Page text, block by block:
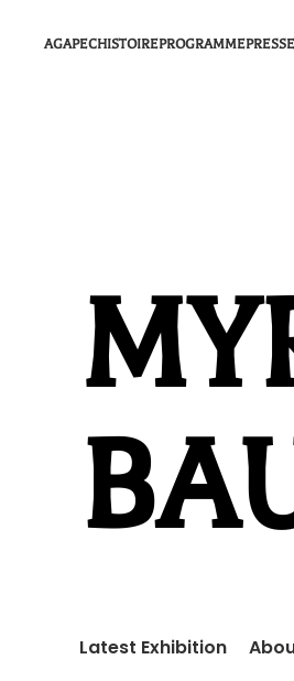
AGAPECHISTOIREPROGRAMMEPRESSE
Latest Exhibition